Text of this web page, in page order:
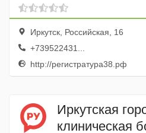
Иркутск, Российская, 16
+739522431...
http://регистратура38.рф
Иркутская
клиническая